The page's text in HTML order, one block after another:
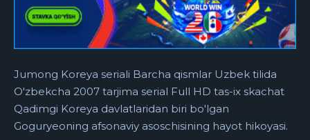
Jumong Koreya seriali Barcha qismlar Uzbek tilida
O'zbekcha 2007 tarjima serial Full HD tas-ix skachat
Qadimgi Koreya davlatlaridan biri bo'lgan
Goguryeoning afsonaviy asoschisining hayot hikoyasi.